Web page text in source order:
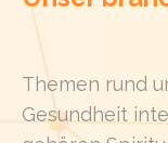
Themen rund
Gesundheit